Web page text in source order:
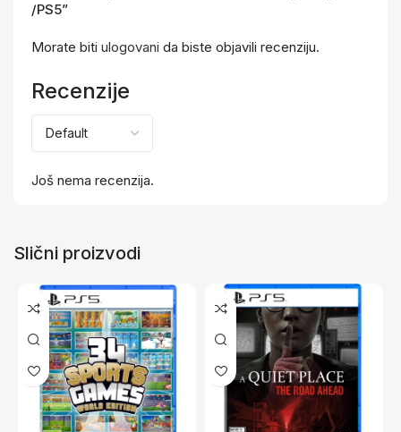
Recenzije
Još nema recenzija.
/PS5”
Morate biti ulogovani da biste objavili recenziju.
Slični proizvodi